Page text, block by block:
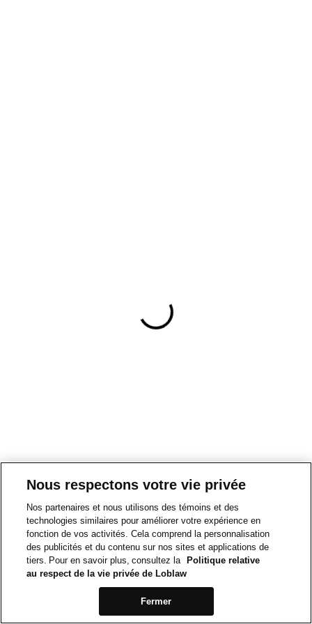
Nous respectons votre vie privée
Nos partenaires et nous utilisons des témoins et des
technologies similaires pour améliorer votre expérience en
fonction de vos activités. Cela comprend la personnalisation
des publicités et du contenu sur nos sites et applications de
tiers. Pour en savoir plus, consultez la
Politique relative
au respect de la vie privée de Loblaw
Fermer